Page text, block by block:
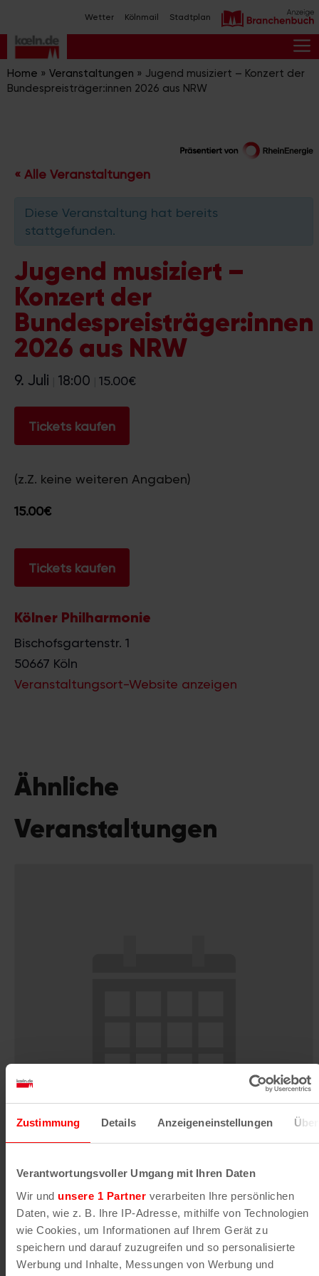
Zustimmung Details Anzeigeneinstellungen
Verantwortungsvoller Umgang mit Ihren Daten
Wir und unsere 1 Partner verarbeiten Ihre persönlichen
Daten, wie z. B. Ihre IP-Adresse, mithilfe von Technologien
wie Cookies, um Informationen auf Ihrem Gerät zu
speichern und darauf zuzugreifen und so personalisierte
Werbung und Inhalte, Messungen von Werbung und
Inhalt
springen
Wetter Kölnmail Stadtplan
Home » Veranstaltungen » Jugend musiziert – Konzert der
Bundespreisträger:innen 2026 aus NRW
« Alle Veranstaltungen
Diese Veranstaltung hat bereits
stattgefunden.
Jugend musiziert –
Konzert der
Bundespreisträger:innen
2026 aus NRW
9. Juli 18:00 15.00€
Tickets kaufen
(z.Z. keine weiteren Angaben)
15.00€
Tickets kaufen
Kölner Philharmonie
Bischofsgartenstr. 1
50667 Köln
Veranstaltungsort-Website anzeigen
Ähnliche
Veranstaltungen
Backyard Open Air: Döll , Lakmann , Die P ,
Jace , AzudemSK , Ivo der Bandit
8. August | 13:00